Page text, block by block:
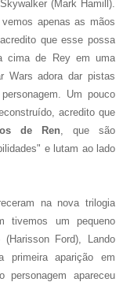
(Mark Hamill).
apenas as mãos
que esse possa
cima de Rey em uma
Wars adora dar pistas
Um pouco
acredito que
de Ren , que são
e lutam ao lado
na nova trilogia
tivemos um pequeno
Ford), Lando
primeira aparição em
apareceu